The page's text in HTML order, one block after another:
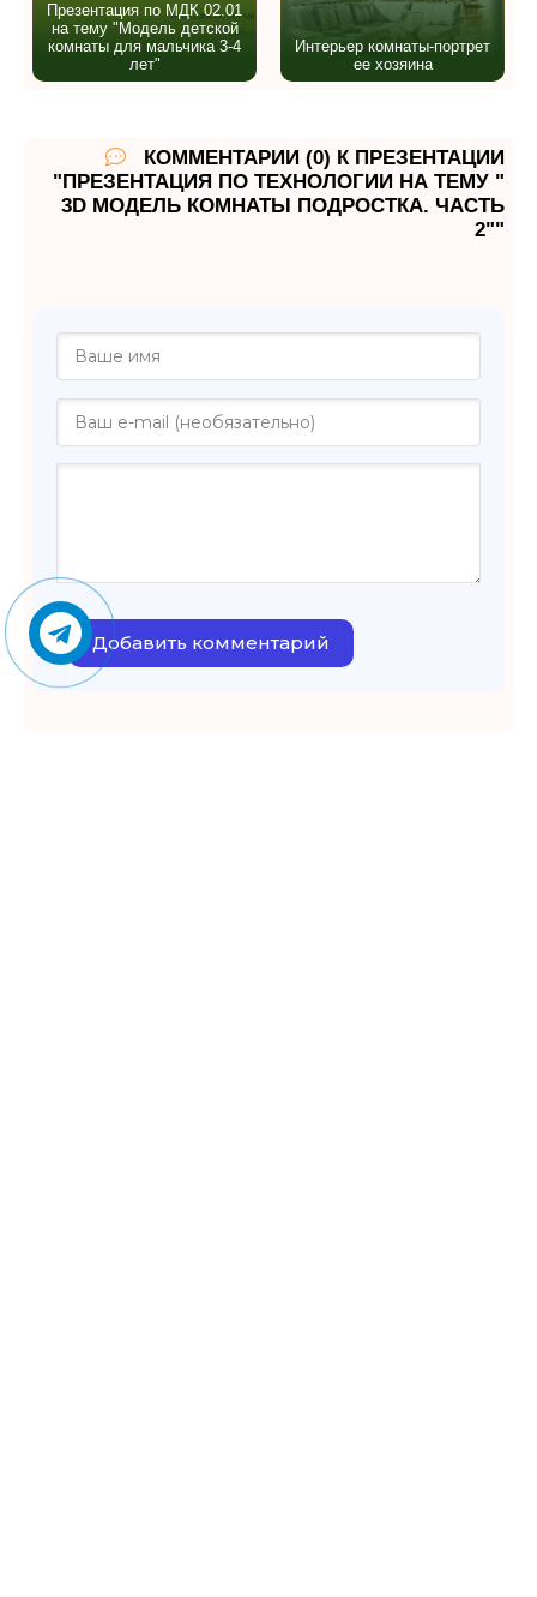
Презентация по МДК 02.01
на тему "Модель детской
комнаты для мальчика 3-4
лет"
Интерьер комнаты-портрет
ее хозяина
КОММЕНТАРИИ (0) К ПРЕЗЕНТАЦИИ
"ПРЕЗЕНТАЦИЯ ПО ТЕХНОЛОГИИ НА ТЕМУ "
3D МОДЕЛЬ КОМНАТЫ ПОДРОСТКА. ЧАСТЬ
2""
Добавить комментарий